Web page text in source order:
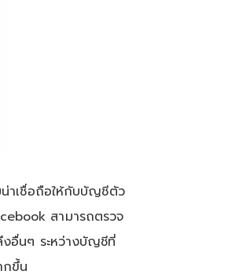
เชื่อถือให้กับบัญชีตัว
สามารถตรวจ
งอื่นๆ ระหว่างบัญชีที่
กขึ้น